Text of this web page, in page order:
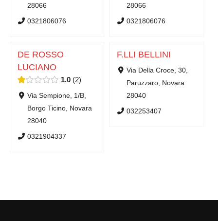
28066
0321806076
28066
0321806076
DE ROSSO
LUCIANO
1.0 2
Via Sempione, 1/B,
Borgo Ticino, Novara
28040
0321904337
F.LLI BELLINI
Via Della Croce, 30,
Paruzzaro, Novara
28040
032253407